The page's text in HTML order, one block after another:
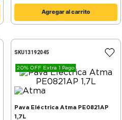
Agregar al carrito
SKU13192045
20% OFF Extra 1 Pago
Pava Eléctrica Atma PE0821AP
1,7L